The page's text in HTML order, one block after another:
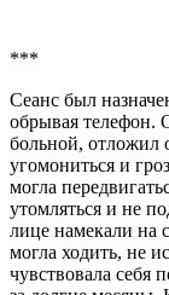
***
Сеанс был
обрывая телефон.
больной, отложил
угомониться и
могла
утомляться и не
лице намекали на
могла ходить, не
чувствовала себя